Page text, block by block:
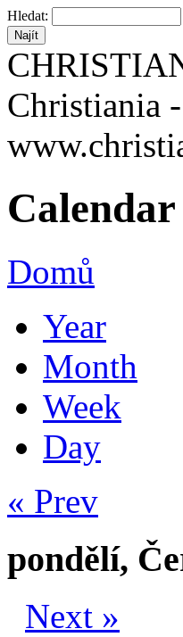
Hledat:
Christiania
Calendar
Domů
Year
Month
Week
Day
« Prev
pondělí,
Next »